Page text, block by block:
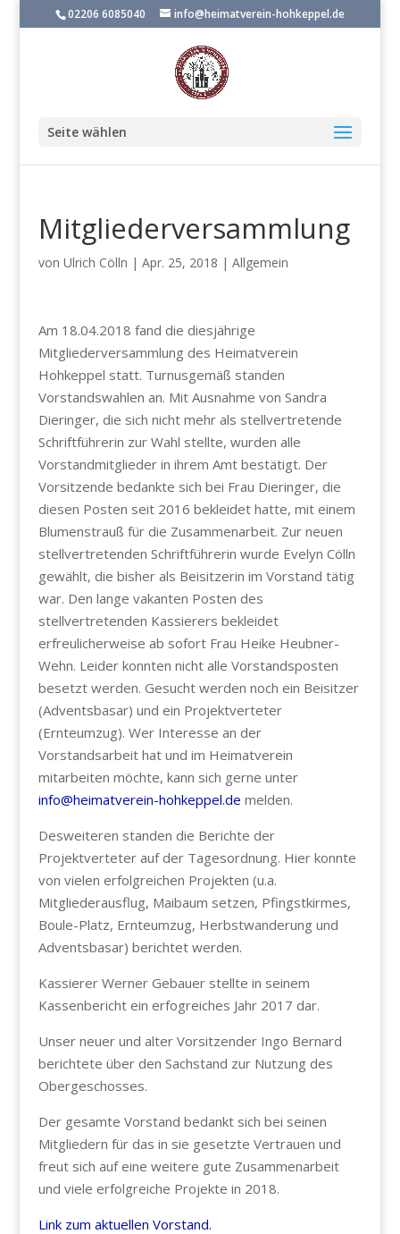
02206 6085040 info@heimatverein-hohkeppel.de
Seite wählen
Mitgliederversammlung
von Ulrich Cölln | Apr. 25, 2018 | Allgemein
Am 18.04.2018 fand die diesjährige
Mitgliederversammlung des Heimatverein
Hohkeppel statt. Turnusgemäß standen
Vorstandswahlen an. Mit Ausnahme von Sandra
Dieringer, die sich nicht mehr als stellvertretende
Schriftführerin zur Wahl stellte, wurden alle
Vorstandmitglieder in ihrem Amt bestätigt. Der
Vorsitzende bedankte sich bei Frau Dieringer, die
diesen Posten seit 2016 bekleidet hatte, mit einem
Blumenstrauß für die Zusammenarbeit. Zur neuen
stellvertretenden Schriftführerin wurde Evelyn Cölln
gewählt, die bisher als Beisitzerin im Vorstand tätig
war. Den lange vakanten Posten des
stellvertretenden Kassierers bekleidet
erfreulicherweise ab sofort Frau Heike Heubner-
Wehn. Leider konnten nicht alle Vorstandsposten
besetzt werden. Gesucht werden noch ein Beisitzer
(Adventsbasar) und ein Projektverteter
(Ernteumzug). Wer Interesse an der
Vorstandsarbeit hat und im Heimatverein
mitarbeiten möchte, kann sich gerne unter
info@heimatverein-hohkeppel.de melden.
Desweiteren standen die Berichte der
Projektverteter auf der Tagesordnung. Hier konnte
von vielen erfolgreichen Projekten (u.a.
Mitgliederausflug, Maibaum setzen, Pfingstkirmes,
Boule-Platz, Ernteumzug, Herbstwanderung und
Adventsbasar) berichtet werden.
Kassierer Werner Gebauer stellte in seinem
Kassenbericht ein erfogreiches Jahr 2017 dar.
Unser neuer und alter Vorsitzender Ingo Bernard
berichtete über den Sachstand zur Nutzung des
Obergeschosses.
Der gesamte Vorstand bedankt sich bei seinen
Mitgliedern für das in sie gesetzte Vertrauen und
freut sich auf eine weitere gute Zusammenarbeit
und viele erfolgreiche Projekte in 2018.
Link zum aktuellen Vorstand.